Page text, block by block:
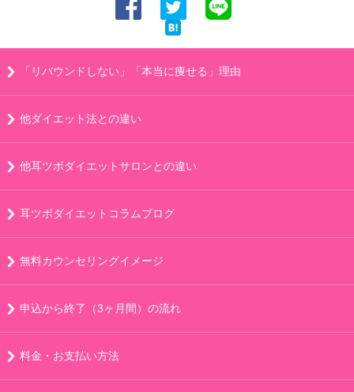
「リバウンドしない」「本当に痩せる」理由
他ダイエット法との違い
他耳ツボダイエットサロンとの違い
耳ツボダイエットコラムブログ
無料カウンセリングイメージ
申込から終了（3ヶ月間）の流れ
料金・お支払い方法